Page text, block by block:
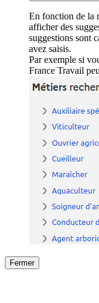
En fonction de la
afficher des
suggestions sont
avez saisis.
Par exemple si
France Travail
Fermer